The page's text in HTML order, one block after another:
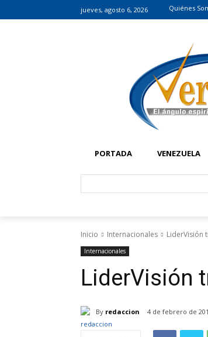
jueves, agosto 6, 2026 Quiénes
PORTADA VENEZUELA
Inicio Internacionales LiderVisión
Internacionales
LiderVisión
By redaccion 4 de febrero de